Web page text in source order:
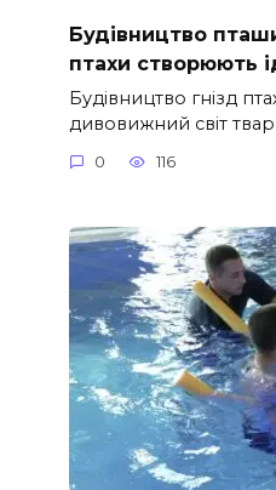
Будівництво
птахи створюють
Будівництво гнізд
дивовижний світ
0 116